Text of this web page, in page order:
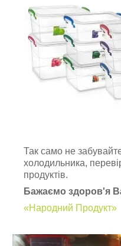
Так само не
холодильника,
продуктів.
Бажаємо здоров'я
«Народний Продукт»